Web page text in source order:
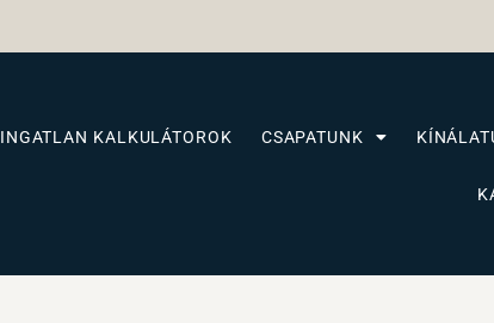
INGATLAN KALKULÁTOROK CSAPATUNK